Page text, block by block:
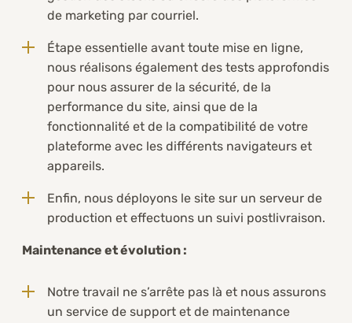
de marketing par courriel.
Étape essentielle avant toute mise en ligne,
nous réalisons également des tests approfondis
pour nous assurer de la sécurité, de la
performance du site, ainsi que de la
fonctionnalité et de la compatibilité de votre
plateforme avec les différents navigateurs et
appareils.
Enfin, nous déployons le site sur un serveur de
production et effectuons un suivi postlivraison.
Maintenance et évolution :
Notre travail ne s’arrête pas là et nous assurons
un service de support et de maintenance